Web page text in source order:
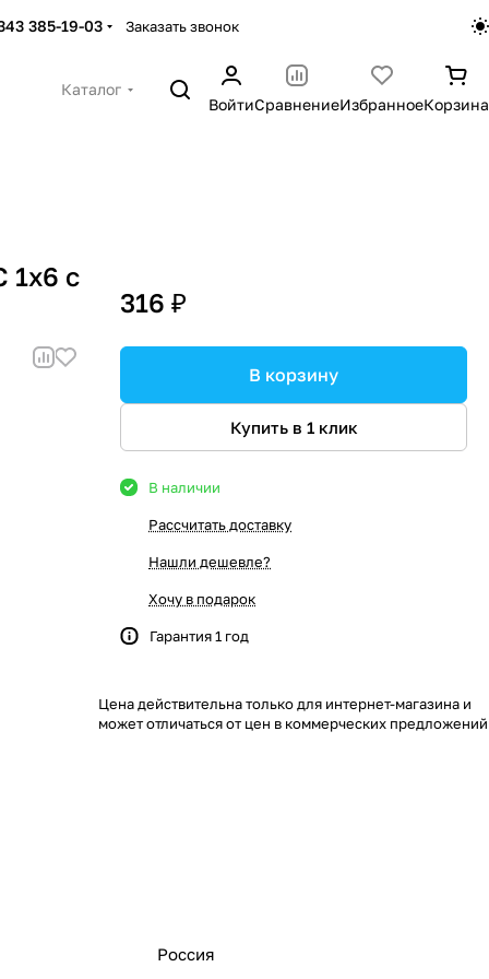
385-19-03 Заказать звонок
Каталог
ВойтиСравнениеИзбранноеКорзина
1x6 с
316 ₽
В корзину
Купить в 1 клик
В наличии
Рассчитать доставку
Нашли дешевле?
Хочу в подарок
Гарантия 1 год
Цена действительна только для интернет-магазина и
может отличаться от цен в коммерческих предложений
Россия